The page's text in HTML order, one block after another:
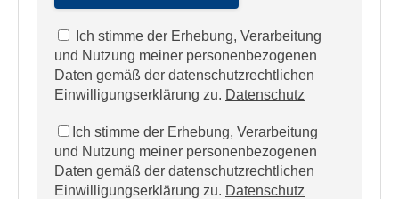
Ich stimme der Erhebung, Verarbeitung
und Nutzung meiner personenbezogenen
Daten gemäß der datenschutzrechtlichen
Einwilligungserklärung zu. Datenschutz
Ich stimme der Erhebung, Verarbeitung
und Nutzung meiner personenbezogenen
Daten gemäß der datenschutzrechtlichen
Einwilligungserklärung zu. Datenschutz